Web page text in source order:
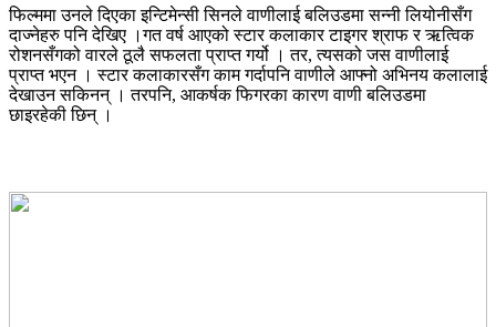
फिल्ममा उनले दिएका इन्टिमेन्सी सिनले वाणीलाई बलिउडमा सन्नी लियोनीसँग
दाज्नेहरु पनि देखिए ।गत वर्ष आएको स्टार कलाकार टाइगर श्राफ र ऋत्विक
रोशनसँगको वारले ठूलै सफलता प्राप्त गर्यो । तर, त्यसको जस वाणीलाई
प्राप्त भएन । स्टार कलाकारसँग काम गर्दापनि वाणीले आफ्नो अभिनय कलालाई
देखाउन सकिनन् । तरपनि, आकर्षक फिगरका कारण वाणी बलिउडमा
छाइरहेकी छिन् ।